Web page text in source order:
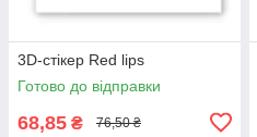
3D-стікер Red lips
Готово до відправки
68,85 ₴ 76,50 ₴